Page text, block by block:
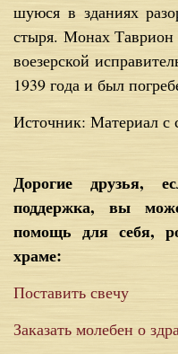
шу­ю­ся в зда­ни­ях
сты­ря. Мо­нах
во­е­зер­ской
1939 го­да и был
Источник: Материал с
Дорогие друзья,
поддержка, вы
помощь для себя,
храме:
Поставить свечу
Заказать молебен о